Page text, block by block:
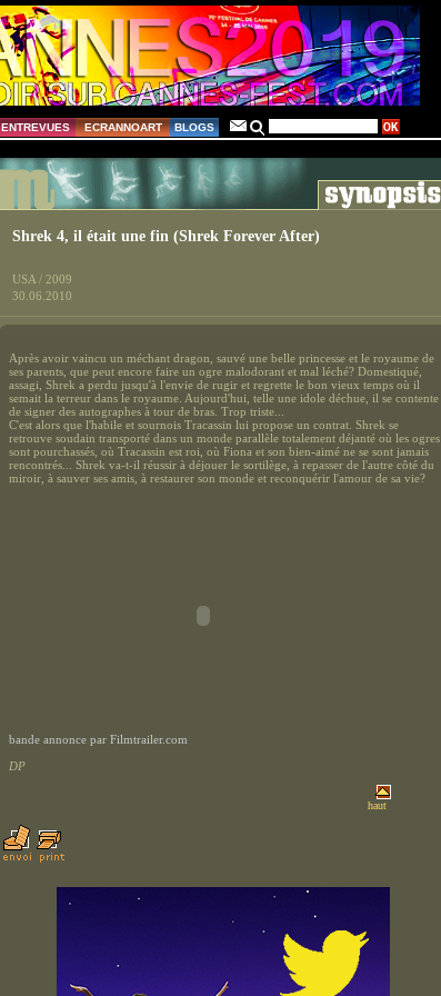
ENTREVUES ECRANNOART BLOGS
Shrek 4, il était une fin (Shrek Forever After)
USA / 2009
30.06.2010
Après avoir vaincu un méchant dragon, sauvé une belle princesse et le royaume de
ses parents, que peut encore faire un ogre malodorant et mal léché? Domestiqué,
assagi, Shrek a perdu jusqu'à l'envie de rugir et regrette le bon vieux temps où il
semait la terreur dans le royaume. Aujourd'hui, telle une idole déchue, il se contente
de signer des autographes à tour de bras. Trop triste...
C'est alors que l'habile et sournois Tracassin lui propose un contrat. Shrek se
retrouve soudain transporté dans un monde parallèle totalement déjanté où les ogres
sont pourchassés, où Tracassin est roi, où Fiona et son bien-aimé ne se sont jamais
rencontrés... Shrek va-t-il réussir à déjouer le sortilège, à repasser de l'autre côté du
miroir, à sauver ses amis, à restaurer son monde et reconquérir l'amour de sa vie?
bande annonce par Filmtrailer.com
DP
haut